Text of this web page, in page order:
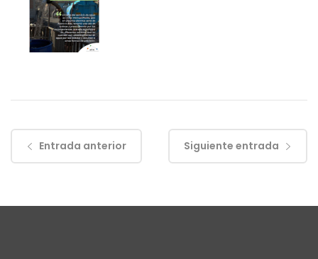
Entrada anterior Siguiente entrada